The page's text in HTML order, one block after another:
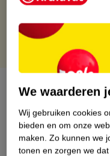
Gratis punten met je
Over dit product
Productinformatie
Etiketinformatie
We waarderen
Wij gebruiken cookies
bieden en om onze
maken. Zo kunnen we
tonen en zorgen we